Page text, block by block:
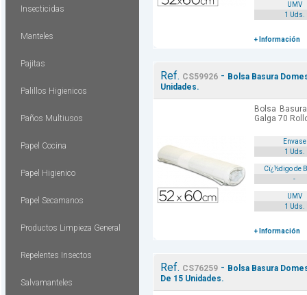
Insecticidas
Manteles
Pajitas
Palillos Higienicos
Paños Multiusos
Papel Cocina
Papel Higienico
Papel Secamanos
Productos Limpieza General
Repelentes Insectos
Salvamanteles
UMV
1 Uds.
+ Información
Ref. CS59926- Bolsa Basura
Unidades.
Bolsa
Galga 70
Envase
1 Uds.
Cï¿½digo de
-
UMV
1 Uds.
+ Información
Ref. CS76259- Bolsa Basura
De 15 Unidades.